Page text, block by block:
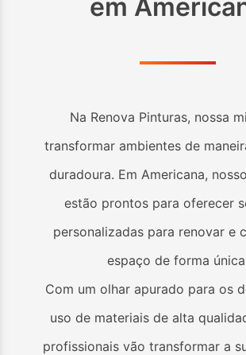
em
Na Renova Pinturas, nossa
transformar ambientes de
duradoura. Em Americana,
estão prontos para oferecer
personalizadas para renovar e
espaço de forma
Com um olhar apurado para os
uso de materiais de alta
profissionais vão transformar a